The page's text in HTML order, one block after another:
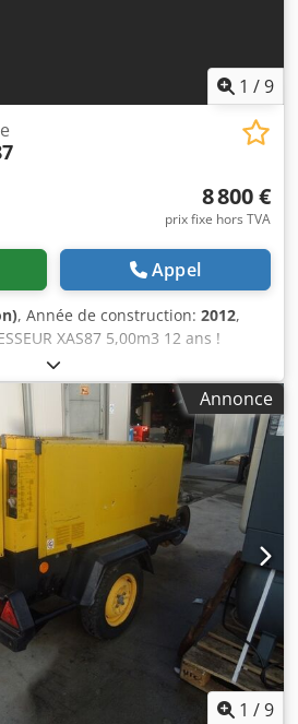
1 /9
8 800 €
prix fixe hors TVA
Appel
, Année de construction: 2012,
XAS87 5,00m3 12 ans !
COPCO XAS87 machine après
: capacité 5,00 m3/min ;
; Cjdpfx Ajtyk Tajnveha année de
; KUBOTA kilométrage 1397h !!!
opérationnel, prêt à
une garantie prix net : 37800 zł
trouverez ci-dessous un lien vers
de la machine.
Annonce
1 /9